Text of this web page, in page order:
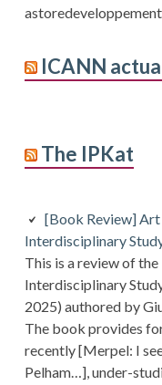
ICANN
The IPKat
[Book Review]
Interdisciplinary
This is a review of
Interdisciplinary
2025) authored by
The book provides
recently [Merpel: I
Pelham…], under-